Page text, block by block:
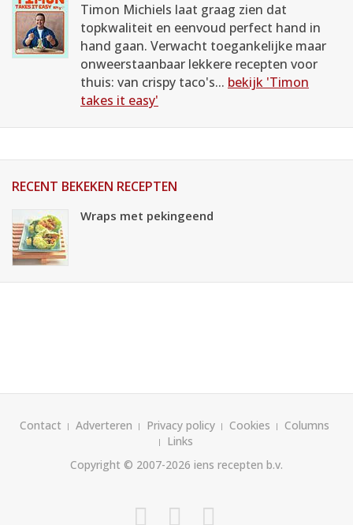
Timon Michiels laat graag zien dat
topkwaliteit en eenvoud perfect hand in
hand gaan. Verwacht toegankelijke maar
onweerstaanbaar lekkere recepten voor
thuis: van crispy taco's... bekijk 'Timon
takes it easy'
RECENT BEKEKEN RECEPTEN
Wraps met pekingeend
Contact Adverteren Privacy policy Cookies
Columns
Links
Copyright © 2007-2026 iens recepten b.v.